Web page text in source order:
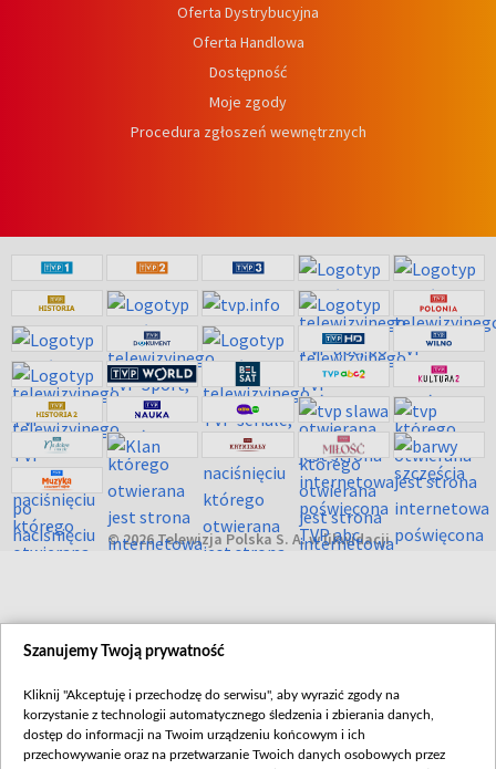
Oferta Dystrybucyjna
Oferta Handlowa
Dostępność
Moje zgody
Procedura zgłoszeń wewnętrznych
© 2026 Telewizja Polska S. A. w likwidacji
Szanujemy Twoją prywatność
Kliknij "Akceptuję i przechodzę do serwisu", aby wyrazić zgody na
korzystanie z technologii automatycznego śledzenia i zbierania danych,
dostęp do informacji na Twoim urządzeniu końcowym i ich
przechowywanie oraz na przetwarzanie Twoich danych osobowych przez